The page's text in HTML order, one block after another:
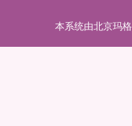
本系统由北京玛